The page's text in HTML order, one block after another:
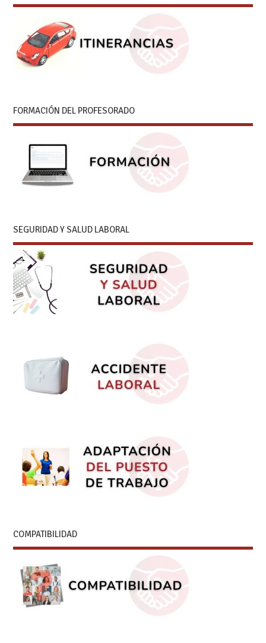
FORMACIÓN DEL PROFESORADO
SEGURIDAD Y SALUD LABORAL
COMPATIBILIDAD